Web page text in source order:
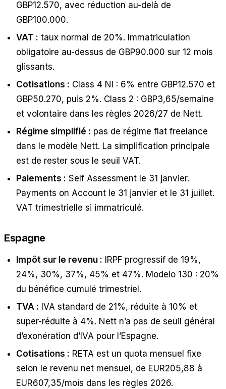
GBP12.570, avec réduction au-delà de
GBP100.000.
VAT : taux normal de 20%. Immatriculation
obligatoire au-dessus de GBP90.000 sur 12 mois
glissants.
Cotisations : Class 4 NI : 6% entre GBP12.570 et
GBP50.270, puis 2%. Class 2 : GBP3,65/semaine
et volontaire dans les règles 2026/27 de Nett.
Régime simplifié : pas de régime flat freelance
dans le modèle Nett. La simplification principale
est de rester sous le seuil VAT.
Paiements : Self Assessment le 31 janvier.
Payments on Account le 31 janvier et le 31 juillet.
VAT trimestrielle si immatriculé.
Espagne
Impôt sur le revenu : IRPF progressif de 19%,
24%, 30%, 37%, 45% et 47%. Modelo 130 : 20%
du bénéfice cumulé trimestriel.
TVA : IVA standard de 21%, réduite à 10% et
super-réduite à 4%. Nett n’a pas de seuil général
d’exonération d’IVA pour l’Espagne.
Cotisations : RETA est un quota mensuel fixe
selon le revenu net mensuel, de EUR205,88 à
EUR607,35/mois dans les règles 2026.